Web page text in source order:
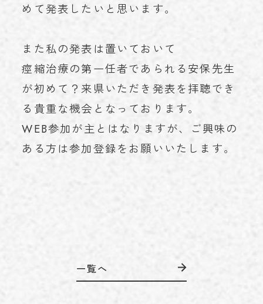
めて発表したいと思います。
また私の発表は置いておいて
痙縮治療の第一任者であられる安保先生
が初めて？来県いただき発表を拝聴でき
る貴重な機会となっております。
WEB参加が主とはなりますが、ご興味の
ある方は参加登録をお願いいたします。
一覧へ